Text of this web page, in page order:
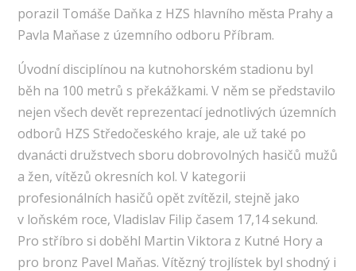
porazil Tomáše Daňka z HZS hlavního města Prahy a
Pavla Maňase z územního odboru Příbram.
Úvodní disciplínou na kutnohorském stadionu byl
běh na 100 metrů s překážkami. V něm se představilo
nejen všech devět reprezentací jednotlivých územních
odborů HZS Středočeského kraje, ale už také po
dvanácti družstvech sboru dobrovolných hasičů mužů
a žen, vítězů okresních kol. V kategorii
profesionálních hasičů opět zvítězil, stejně jako
v loňském roce, Vladislav Filip časem 17,14 sekund.
Pro stříbro si doběhl Martin Viktora z Kutné Hory a
pro bronz Pavel Maňas. Vítězný trojlístek byl shodný i